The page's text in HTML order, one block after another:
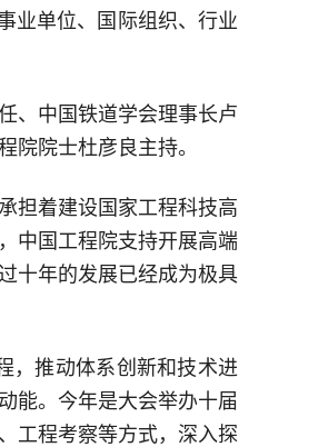
业单位、国际组织、行业
、中国铁道学会理事长卢
院院士杜彦良主持。
担着建设国家工程科技高
中国工程院支持开展高端
十年的发展已经成为极具
，推动体系创新和技术进
能。今年是大会举办十届
工程考察等方式，深入探